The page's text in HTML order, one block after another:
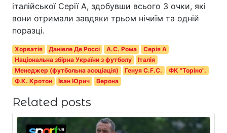
італійської Серії А, здобувши всього 3 очки, які
вони отримали завдяки трьом нічиїм та одній
поразці.
Хорватія Даніеле Де Россі А.С. Рома
Серія A
Національна збірна України з футболу
Італія
Менеджер (футбольна асоціація)
Генуя C.F.C.
ФК "Торіно".
Ф.К. Кротон
Іван Юрич Верона
Related posts